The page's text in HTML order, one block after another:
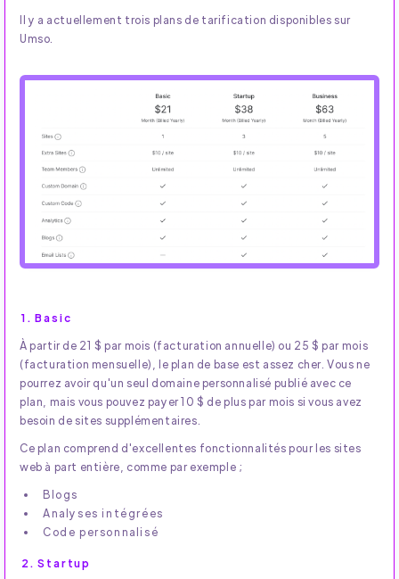
Il y a actuellement trois plans de tarification disponibles sur
Umso.
1. Basic
À partir de 21 $ par mois (facturation annuelle) ou 25 $ par mois
(facturation mensuelle), le plan de base est assez cher. Vous ne
pourrez avoir qu'un seul domaine personnalisé publié avec ce
plan, mais vous pouvez payer 10 $ de plus par mois si vous avez
besoin de sites supplémentaires.
Ce plan comprend d'excellentes fonctionnalités pour les sites
web à part entière, comme par exemple ;
Blogs
Analyses intégrées
Code personnalisé
2. Startup